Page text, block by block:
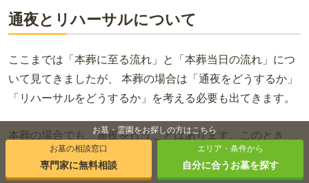
通夜とリハーサルについて
ここまでは「本葬に至る流れ」と「本葬当日の流れ」につ
いて見てきましたが、 本葬の場合は「通夜をどうするか」
「リハーサルをどうするか」を考える必要も出てきます。
本葬の場合でも、通夜を行うことはあります。このとき
お墓・霊園をお探しの方はこちら
お墓の相談窓口
専門家に無料相談
エリア・条件から
自分に合うお墓を探す